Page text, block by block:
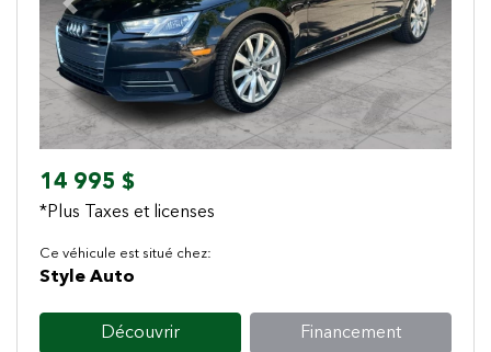
Previous Next
14 995 $
*Plus Taxes et licenses
Ce véhicule est situé chez:
Style Auto
Découvrir Financement